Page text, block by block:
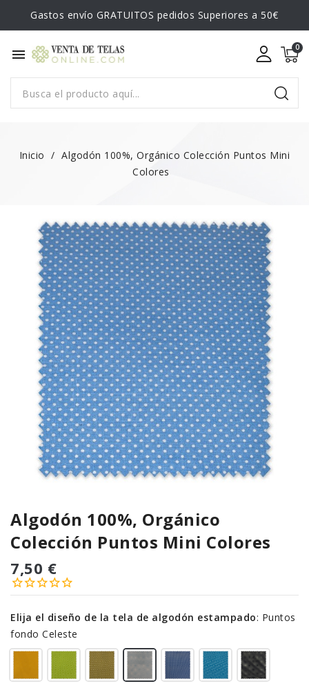
Gastos envío GRATUITOS pedidos Superiores a 50€
menu
Inicio
Algodón 100%, Orgánico Colección Puntos Mini
Colores
Algodón 100%, Orgánico
Colección Puntos Mini Colores
7,50 €
Elija el diseño de la tela de algodón estampado: Puntos
fondo Celeste